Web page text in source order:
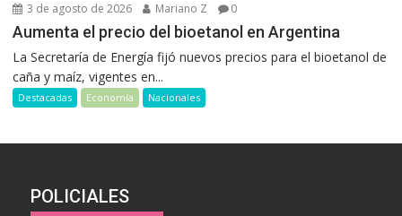
3 de agosto de 2026 Mariano Z 0
Aumenta el precio del bioetanol en Argentina
La Secretaría de Energía fijó nuevos precios para el bioetanol de
caña y maíz, vigentes en...
Destacadas Economía Nacionales
POLICIALES